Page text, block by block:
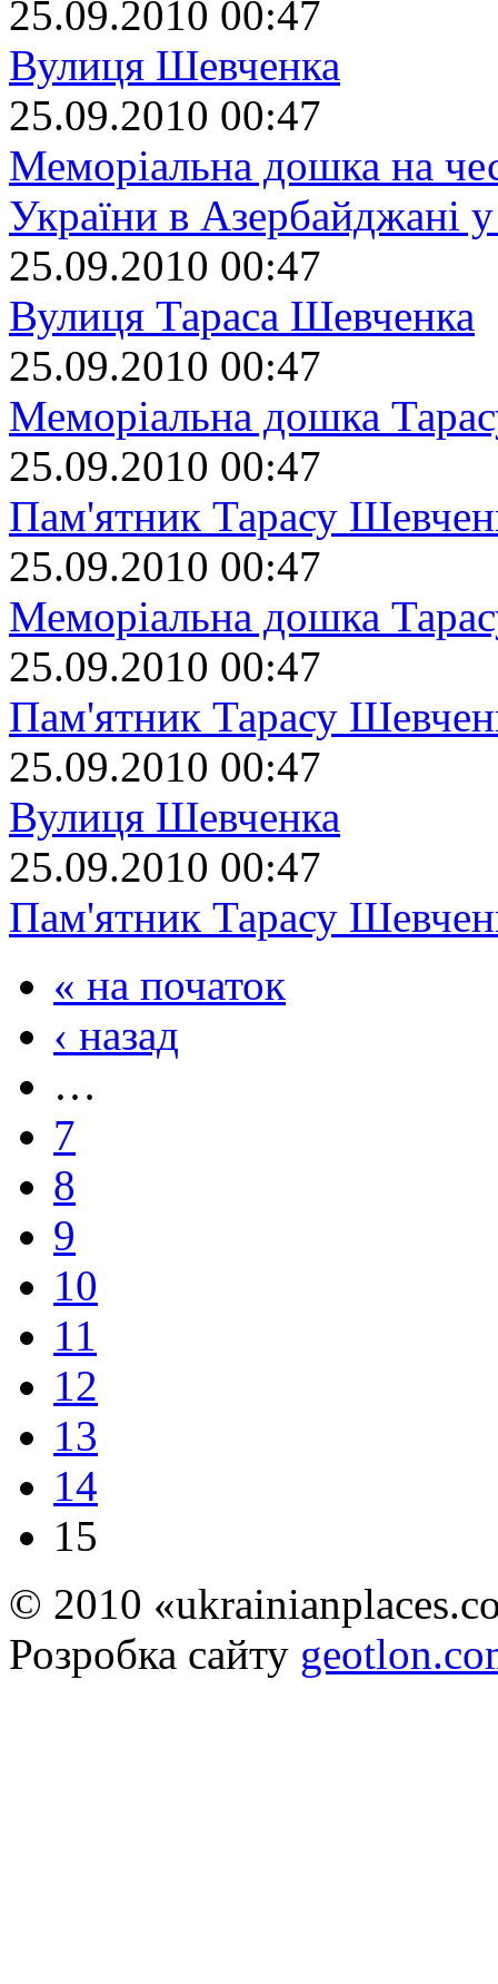
25.09.2010 00:47
Вулиця Шевченка
25.09.2010 00:47
Меморіальна дошка на
України в Азербайджані
25.09.2010 00:47
Вулиця Тараса Шевченка
25.09.2010 00:47
Меморіальна дошка
25.09.2010 00:47
Пам'ятник Тарасу
25.09.2010 00:47
Меморіальна дошка
25.09.2010 00:47
Пам'ятник Тарасу
25.09.2010 00:47
Вулиця Шевченка
25.09.2010 00:47
Пам'ятник Тарасу
« на початок
‹ назад
…
7
8
9
10
11
12
13
14
15
© 2010
Розробка сайту